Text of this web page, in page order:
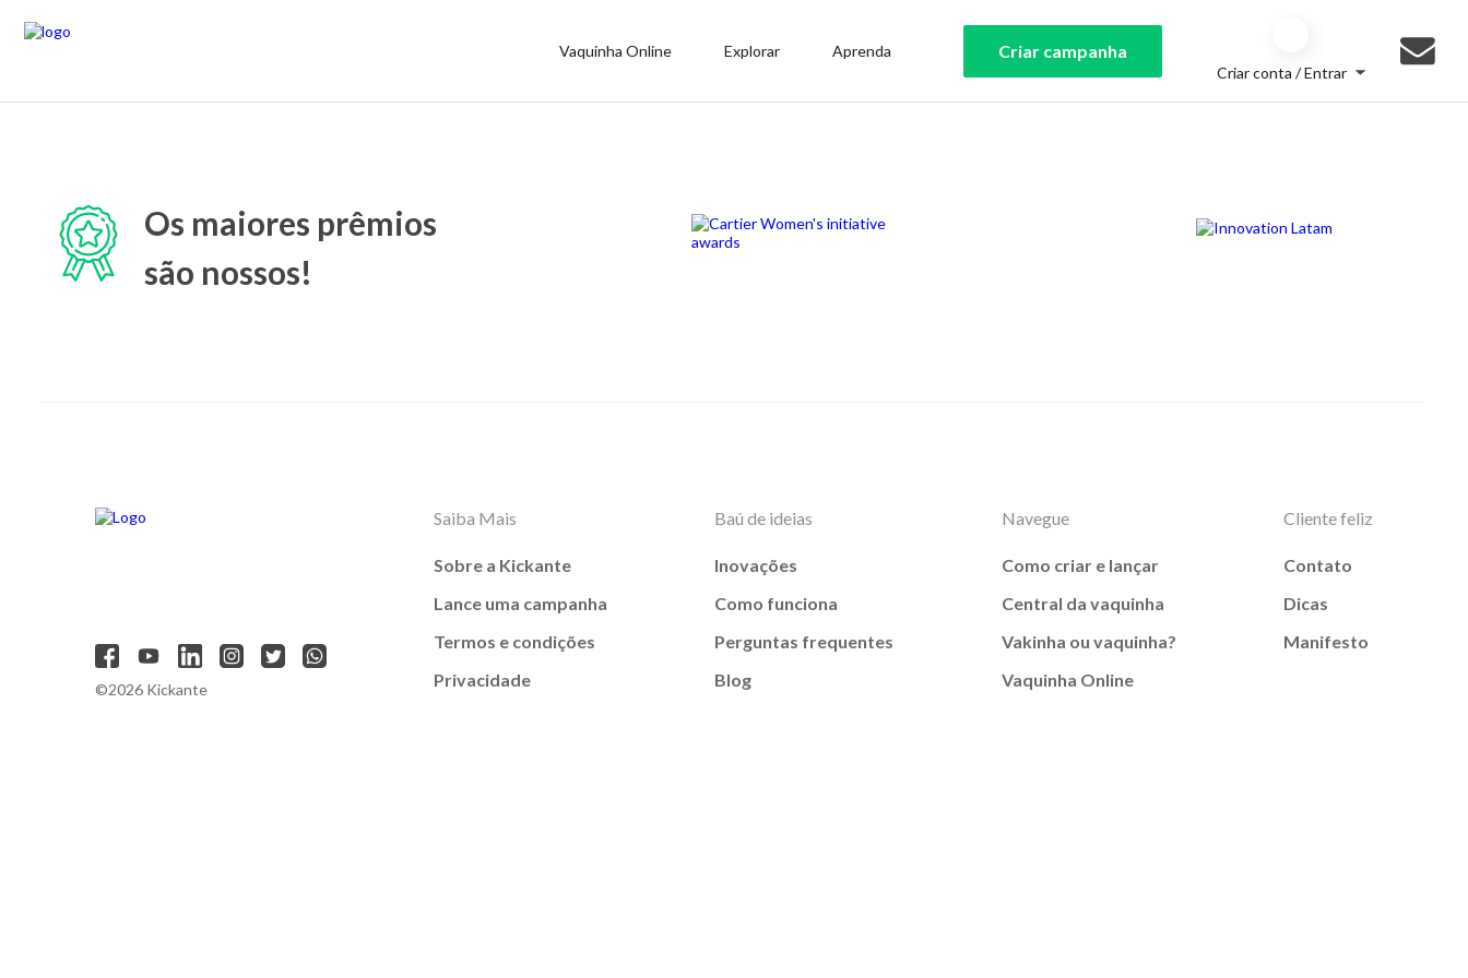
Vaquinha Online Explorar Aprenda Criar campanha
Criar conta / Entrar
Os maiores prêmios
são nossos!
©2026 Kickante
Saiba Mais
Sobre a Kickante
Lance uma campanha
Termos e condições
Privacidade
Baú de ideias
Inovações
Como funciona
Perguntas frequentes
Blog
Navegue
Como criar e lançar
Central da vaquinha
Vakinha ou vaquinha?
Vaquinha Online
Cliente feliz
Contato
Dicas
Manifesto